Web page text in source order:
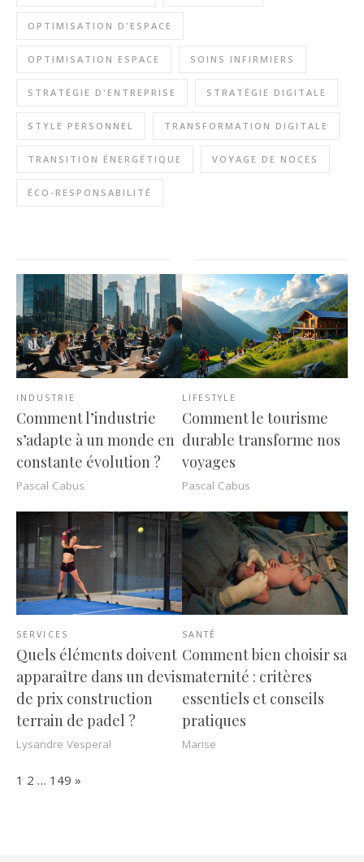
OPTIMISATION D'ESPACE
OPTIMISATION ESPACE SOINS INFIRMIERS
STRATÉGIE D'ENTREPRISE STRATÉGIE DIGITALE
STYLE PERSONNEL TRANSFORMATION DIGITALE
TRANSITION ÉNERGÉTIQUE VOYAGE DE NOCES
ÉCO-RESPONSABILITÉ
INDUSTRIE
Comment l’industrie
s’adapte à un monde en
constante évolution ?
Pascal Cabus
LIFESTYLE
Comment le tourisme
durable transforme nos
voyages
Pascal Cabus
SERVICES
Quels éléments doivent
apparaître dans un devis
de prix construction
terrain de padel ?
Lysandre Vesperal
SANTÉ
Comment bien choisir sa
maternité : critères
essentiels et conseils
pratiques
Marise
Page:
1 2 … 149 Next
»